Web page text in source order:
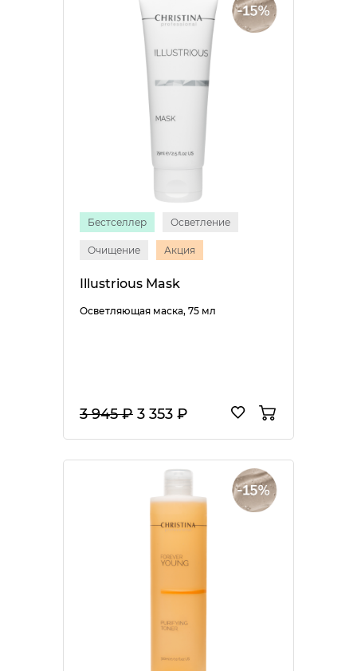
Бестселлер Осветление
Очищение Акция
Illustrious Mask
Осветляющая маска, 75 мл
3 945 ₽ 3 353 ₽